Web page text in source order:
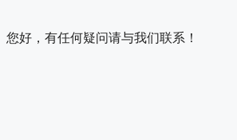
您好，有任何疑问请与我们联系！